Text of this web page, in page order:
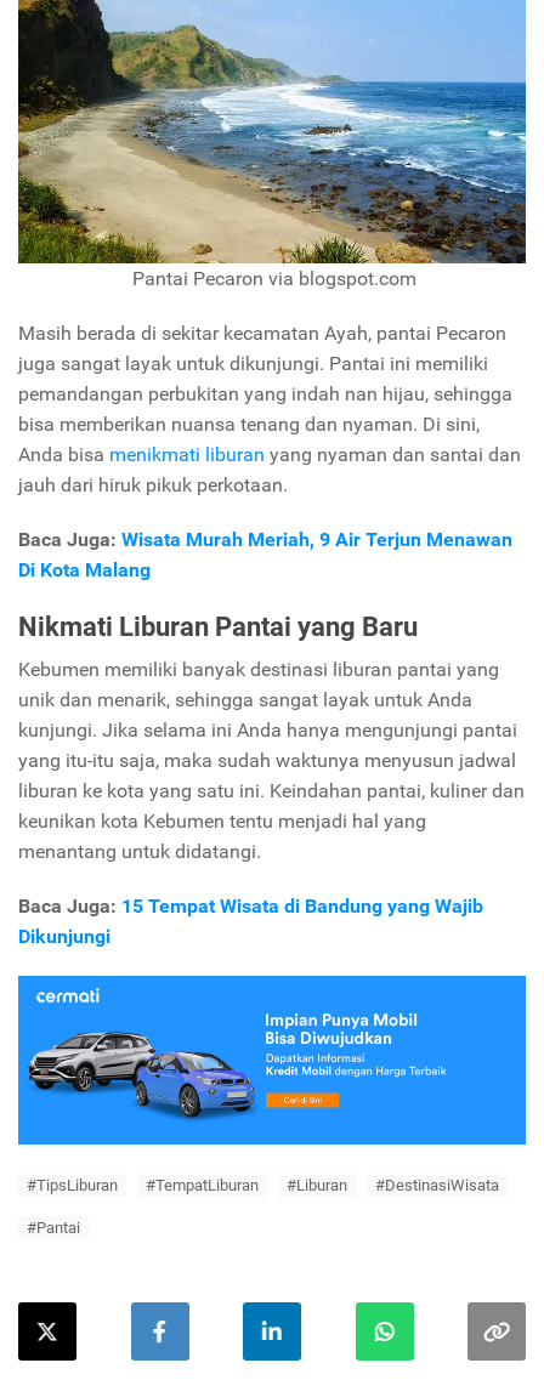
Pantai Pecaron via blogspot.com
Masih berada di sekitar kecamatan Ayah, pantai Pecaron
juga sangat layak untuk dikunjungi. Pantai ini memiliki
pemandangan perbukitan yang indah nan hijau, sehingga
bisa memberikan nuansa tenang dan nyaman. Di sini,
Anda bisa menikmati liburan yang nyaman dan santai dan
jauh dari hiruk pikuk perkotaan.
Baca Juga: Wisata Murah Meriah, 9 Air Terjun Menawan
Di Kota Malang
Nikmati Liburan Pantai yang Baru
Kebumen memiliki banyak destinasi liburan pantai yang
unik dan menarik, sehingga sangat layak untuk Anda
kunjungi. Jika selama ini Anda hanya mengunjungi pantai
yang itu-itu saja, maka sudah waktunya menyusun jadwal
liburan ke kota yang satu ini. Keindahan pantai, kuliner dan
keunikan kota Kebumen tentu menjadi hal yang
menantang untuk didatangi.
Baca Juga: 15 Tempat Wisata di Bandung yang Wajib
Dikunjungi
#TipsLiburan #TempatLiburan #Liburan #DestinasiWisata
#Pantai